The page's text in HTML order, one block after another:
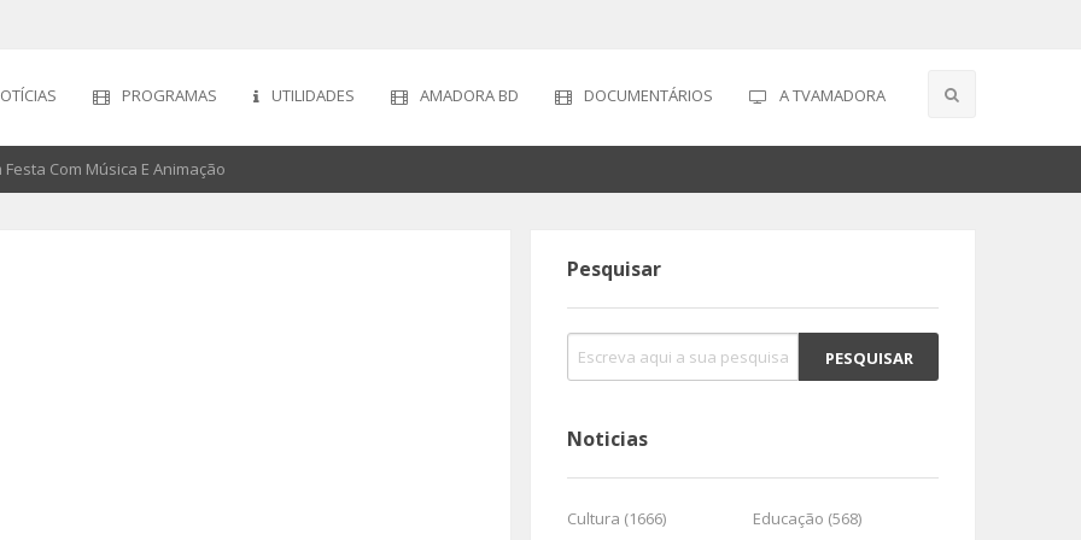
PROGRAMAS UTILIDADES AMADORA BD DOCUMENTÁRIOS A TVAMADORA
Com Música E Animação
Pesquisar
Noticias
Cultura (1666)
Educação (568)